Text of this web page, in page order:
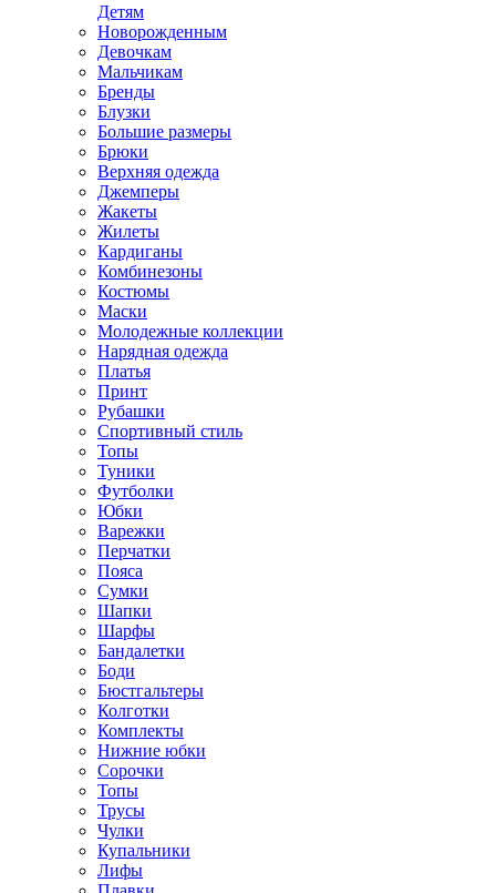
Детям
Новорожденным
Девочкам
Мальчикам
Бренды
Блузки
Большие размеры
Брюки
Верхняя одежда
Джемперы
Жакеты
Жилеты
Кардиганы
Комбинезоны
Костюмы
Маски
Молодежные коллекции
Нарядная одежда
Платья
Принт
Рубашки
Спортивный стиль
Топы
Туники
Футболки
Юбки
Варежки
Перчатки
Пояса
Сумки
Шапки
Шарфы
Бандалетки
Боди
Бюстгальтеры
Колготки
Комплекты
Нижние юбки
Сорочки
Топы
Трусы
Чулки
Купальники
Лифы